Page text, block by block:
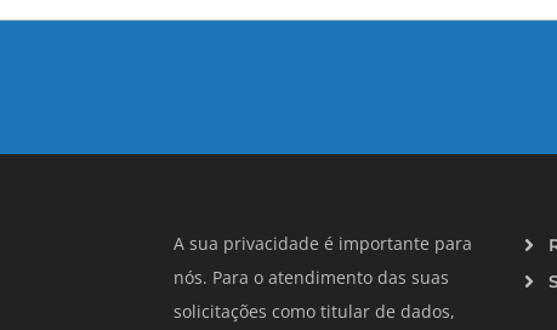
A sua privacidade é importante para
nós. Para o atendimento das suas
solicitações como titular de dados,